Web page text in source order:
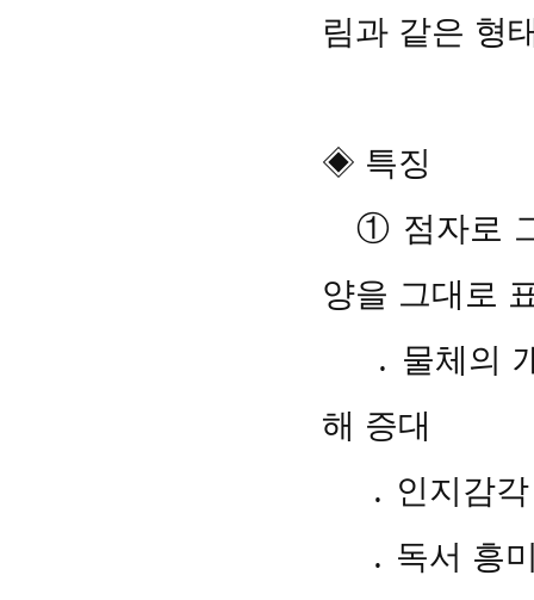
림과 같은 형
◈ 특징
① 점자로 그
양을 그대로
․ 물체의 개
해 증대
․ 인지감각
․ 독서 흥